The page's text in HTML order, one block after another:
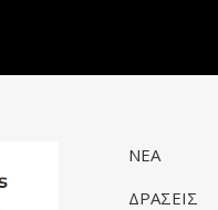
ΝΕΑ
ΔΡΑΣΕΙΣ